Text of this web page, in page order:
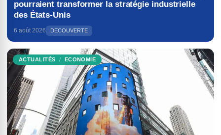
pourraient transformer la stratégie industrielle
des États-Unis
6 août 2026 DECOUVERTE
ACTUALITÉS ECONOMIE